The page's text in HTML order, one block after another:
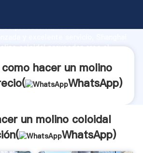
producción, fuerza de
coloidal proveedor crea el
hacer un molino
WhatsApp)
un molino coloidal
WhatsApp)